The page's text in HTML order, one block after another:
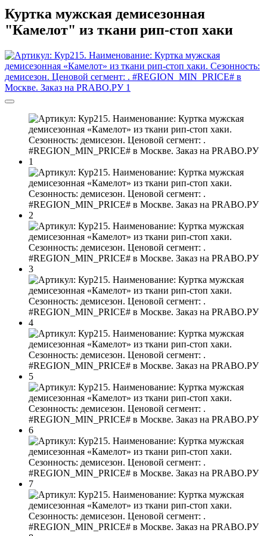
Куртка мужская демисезонная
"Камелот" из ткани рип-стоп хаки